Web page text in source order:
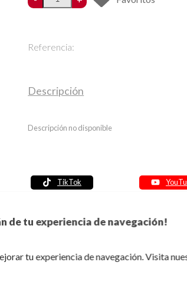
de tu experiencia de navegación!
tu experiencia de navegación. Visita
Referencia:
Descripción
Descripción no disponible
TikTok
Política de seguridad